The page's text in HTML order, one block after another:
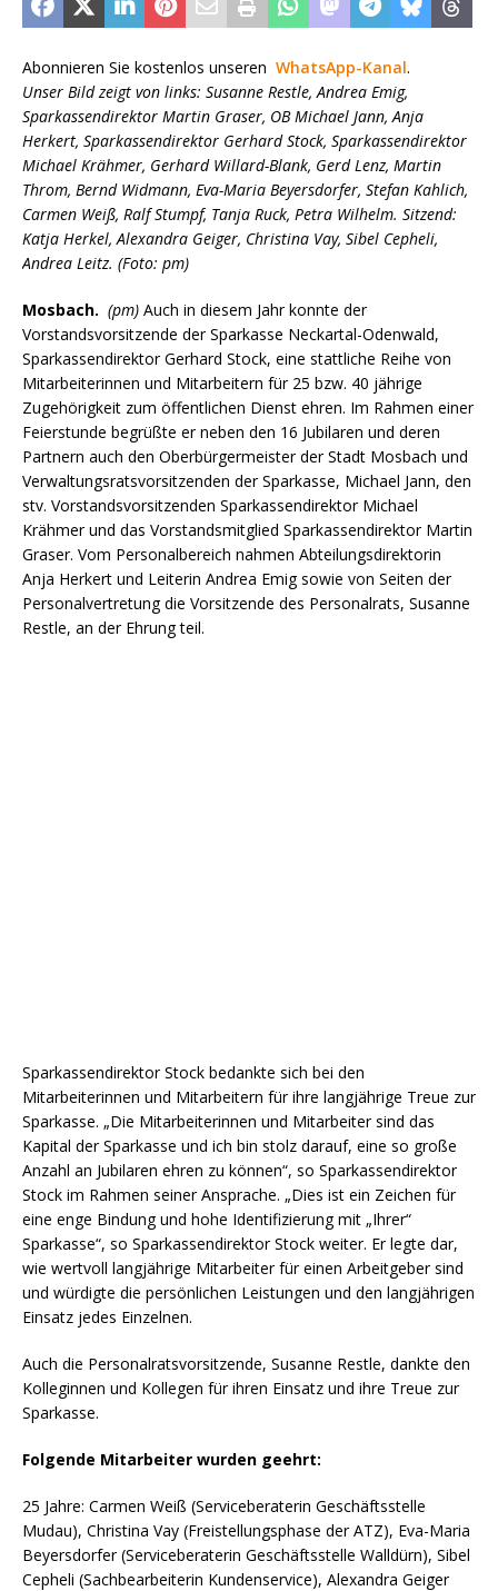
Abonnieren Sie kostenlos unseren WhatsApp-Kanal.
Unser Bild zeigt von links: Susanne Restle, Andrea Emig,
Sparkassendirektor Martin Graser, OB Michael Jann, Anja
Herkert, Sparkassendirektor Gerhard Stock, Sparkassendirektor
Michael Krähmer, Gerhard Willard-Blank, Gerd Lenz, Martin
Throm, Bernd Widmann, Eva-Maria Beyersdorfer, Stefan Kahlich,
Carmen Weiß, Ralf Stumpf, Tanja Ruck, Petra Wilhelm. Sitzend:
Katja Herkel, Alexandra Geiger, Christina Vay, Sibel Cepheli,
Andrea Leitz. (Foto: pm)
Mosbach. (pm) Auch in diesem Jahr konnte der
Vorstandsvorsitzende der Sparkasse Neckartal-Odenwald,
Sparkassendirektor Gerhard Stock, eine stattliche Reihe von
Mitarbeiterinnen und Mitarbeitern für 25 bzw. 40 jährige
Zugehörigkeit zum öffentlichen Dienst ehren. Im Rahmen einer
Feierstunde begrüßte er neben den 16 Jubilaren und deren
Partnern auch den Oberbürgermeister der Stadt Mosbach und
Verwaltungsratsvorsitzenden der Sparkasse, Michael Jann, den
stv. Vorstandsvorsitzenden Sparkassendirektor Michael
Krähmer und das Vorstandsmitglied Sparkassendirektor Martin
Graser. Vom Personalbereich nahmen Abteilungsdirektorin
Anja Herkert und Leiterin Andrea Emig sowie von Seiten der
Personalvertretung die Vorsitzende des Personalrats, Susanne
Restle, an der Ehrung teil.
Sparkassendirektor Stock bedankte sich bei den
Mitarbeiterinnen und Mitarbeitern für ihre langjährige Treue zur
Sparkasse. „Die Mitarbeiterinnen und Mitarbeiter sind das
Kapital der Sparkasse und ich bin stolz darauf, eine so große
Anzahl an Jubilaren ehren zu können“, so Sparkassendirektor
Stock im Rahmen seiner Ansprache. „Dies ist ein Zeichen für
eine enge Bindung und hohe Identifizierung mit „Ihrer“
Sparkasse“, so Sparkassendirektor Stock weiter. Er legte dar,
wie wertvoll langjährige Mitarbeiter für einen Arbeitgeber sind
und würdigte die persönlichen Leistungen und den langjährigen
Einsatz jedes Einzelnen.
Auch die Personalratsvorsitzende, Susanne Restle, dankte den
Kolleginnen und Kollegen für ihren Einsatz und ihre Treue zur
Sparkasse.
Folgende Mitarbeiter wurden geehrt:
25 Jahre: Carmen Weiß (Serviceberaterin Geschäftsstelle
Mudau), Christina Vay (Freistellungsphase der ATZ), Eva-Maria
Beyersdorfer (Serviceberaterin Geschäftsstelle Walldürn), Sibel
Cepheli (Sachbearbeiterin Kundenservice), Alexandra Geiger